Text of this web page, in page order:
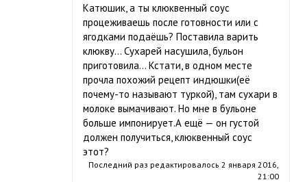
Катюшик, а ты клюквенный соус
процеживаешь после готовности или с
ягодками подаёшь? Поставила варить
клюкву… Сухарей насушила, бульон
приготовила… Кстати, в одном месте
прочла похожий рецепт индюшки(её
почему-то называют туркой), там сухари в
молоке вымачивают. Но мне в бульоне
больше импонирует.А ещё — он густой
должен получиться, клюквенный соус
этот?
Последний раз редактировалось 2 января 2016,
21:00